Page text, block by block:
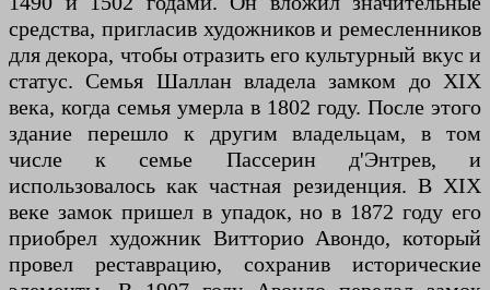
средства, пригласив художников и ремесленников
для декора, чтобы отразить его культурный вкус и
статус. Семья Шаллан владела замком до XIX
века, когда семья умерла в 1802 году. После этого
здание перешло к другим владельцам, в том
числе к семье Пассерин д'Энтрев, и
использовалось как частная резиденция. В XIX
веке замок пришел в упадок, но в 1872 году его
приобрел художник Витторио Авондо, который
провел реставрацию, сохранив исторические